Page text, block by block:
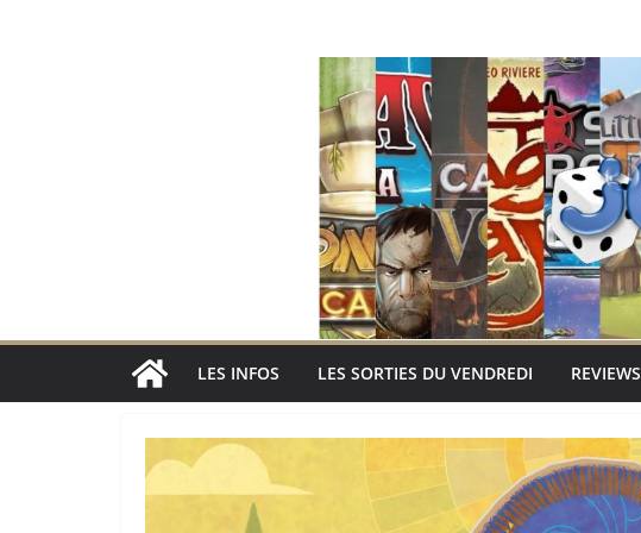
LES INFOS LES SORTIES DU VENDREDI REVIEWS